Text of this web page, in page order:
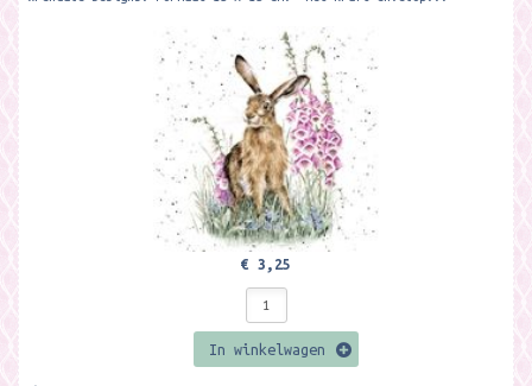
€ 3,25
In winkelwagen